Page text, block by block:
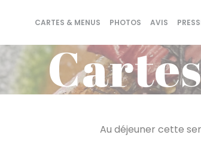
de cookies
CARTES & MENUS PHOTOS AVIS
Au déjeuner cette